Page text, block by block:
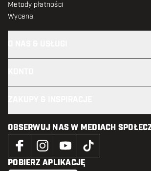
Metody płatności
Wycena
OBSERWUJ NAS W MEDIACH
POBIERZ APLIKACJĘ